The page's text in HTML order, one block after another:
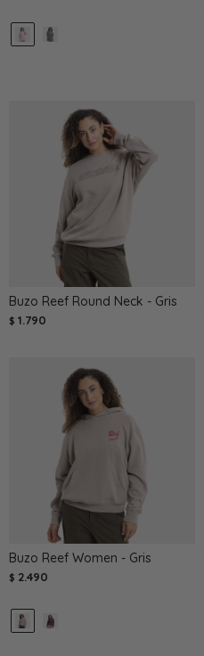
Buzo Reef Round Neck - Gris
$ 1.790
Buzo Reef Women - Gris
$ 2.490